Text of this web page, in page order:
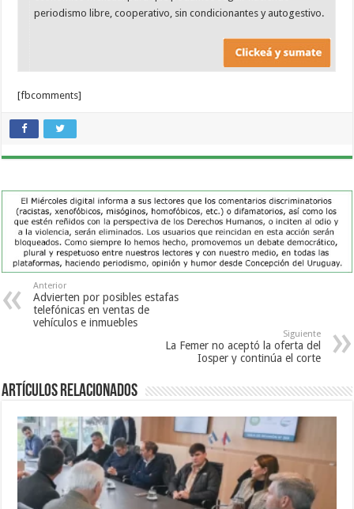
periodismo libre, cooperativo, sin condicionantes y autogestivo.
[fbcomments]
Anterior
Advierten por posibles estafas
telefónicas en ventas de
vehículos e inmuebles
Siguiente
La Femer no aceptó la oferta del
Iosper y continúa el corte
Artículos Relacionados